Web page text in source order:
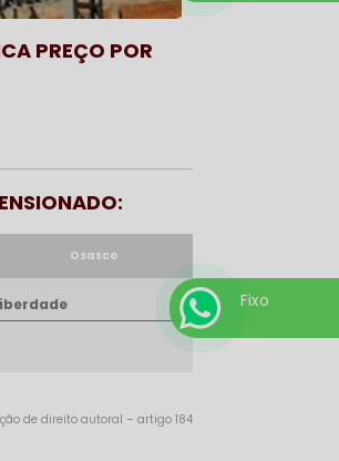
PREÇO POR
Osasco
de direito autoral – artigo 184
Fixo